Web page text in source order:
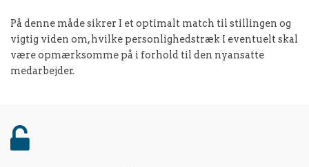
På denne måde sikrer I et optimalt match til stillingen og
vigtig viden om, hvilke personlighedstræk I eventuelt skal
være opmærksomme på i forhold til den nyansatte
medarbejder.